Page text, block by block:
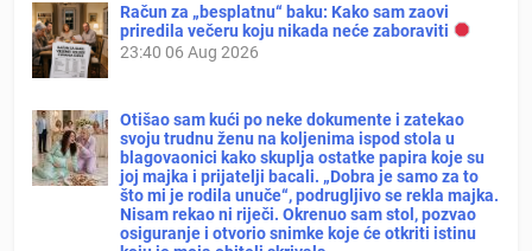
Račun za „besplatnu“ baku: Kako sam zaovi
priredila večeru koju nikada neće zaboraviti
23:40 06 Aug 2026
Otišao sam kući po neke dokumente i zatekao
svoju trudnu ženu na koljenima ispod stola u
blagovaonici kako skuplja ostatke papira koje su
joj majka i prijatelji bacali. „Dobra je samo za to
što mi je rodila unuče“, podrugljivo se rekla majka.
Nisam rekao ni riječi. Okrenuo sam stol, pozvao
osiguranje i otvorio snimke koje će otkriti istinu